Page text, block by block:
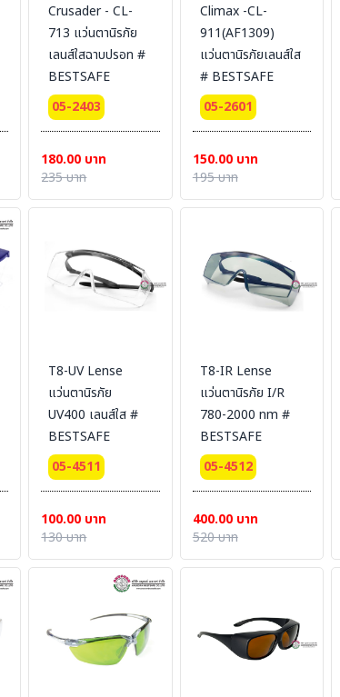
Crusader - CL-
713 แว่นตานิรภัย
เลนส์ใสฉาบปรอท #
BESTSAFE
05-2403
180.00 บาท
235 บาท
Climax -CL-
911(AF1309)
แว่นตานิรภัยเลนส์ใส
# BESTSAFE
05-2601
150.00 บาท
195 บาท
T8-UV Lense
แว่นตานิรภัย
UV400 เลนส์ใส #
BESTSAFE
05-4511
100.00 บาท
130 บาท
T8-IR Lense
แว่นตานิรภัย I/R
780-2000 nm #
BESTSAFE
05-4512
400.00 บาท
520 บาท